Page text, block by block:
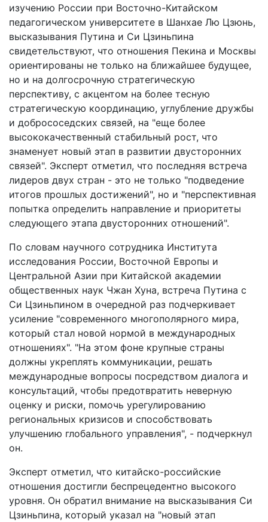
изучению России при Восточно-Китайском
педагогическом университете в Шанхае Лю Цзюнь,
высказывания Путина и Си Цзиньпина
свидетельствуют, что отношения Пекина и Москвы
ориентированы не только на ближайшее будущее,
но и на долгосрочную стратегическую
перспективу, с акцентом на более тесную
стратегическую координацию, углубление дружбы
и добрососедских связей, на "еще более
высококачественный стабильный рост, что
знаменует новый этап в развитии двусторонних
связей". Эксперт отметил, что последняя встреча
лидеров двух стран - это не только "подведение
итогов прошлых достижений", но и "перспективная
попытка определить направление и приоритеты
следующего этапа двусторонних отношений".
По словам научного сотрудника Института
исследования России, Восточной Европы и
Центральной Азии при Китайской академии
общественных наук Чжан Хуна, встреча Путина с
Си Цзиньпином в очередной раз подчеркивает
усиление "современного многополярного мира,
который стал новой нормой в международных
отношениях". "На этом фоне крупные страны
должны укреплять коммуникации, решать
международные вопросы посредством диалога и
консультаций, чтобы предотвратить неверную
оценку и риски, помочь урегулированию
региональных кризисов и способствовать
улучшению глобального управления", - подчеркнул
он.
Эксперт отметил, что китайско-российские
отношения достигли беспрецедентно высокого
уровня. Он обратил внимание на высказывания Си
Цзиньпина, который указал на "новый этап